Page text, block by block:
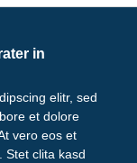
in
elitr, sed
et dolore
vero eos et
Stet clita kasd